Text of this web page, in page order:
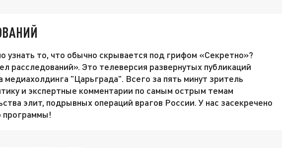
узнать то, что обычно скрывается под грифом «Секретно»?
расследований». Это телеверсия развернутых публикаций
медиахолдинга "Царьграда". Всего за пять минут зритель
и экспертные комментарии по самым острым темам
элит, подрывных операций врагов России. У нас засекречено
программы!